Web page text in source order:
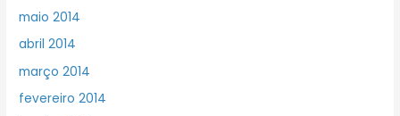
maio 2014
abril 2014
março 2014
fevereiro 2014